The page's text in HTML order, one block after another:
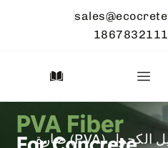
هل ألياف البولي فينيل الكحول (PVA) ضارة